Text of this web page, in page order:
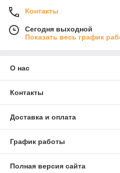
Контакты
Сегодня выходной
Показать весь график
О нас
Контакты
Доставка и оплата
График работы
Полная версия сайта